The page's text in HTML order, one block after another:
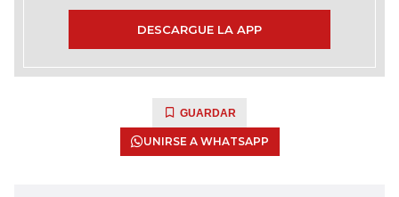
DESCARGUE LA APP
GUARDAR
UNIRSE A WHATSAPP